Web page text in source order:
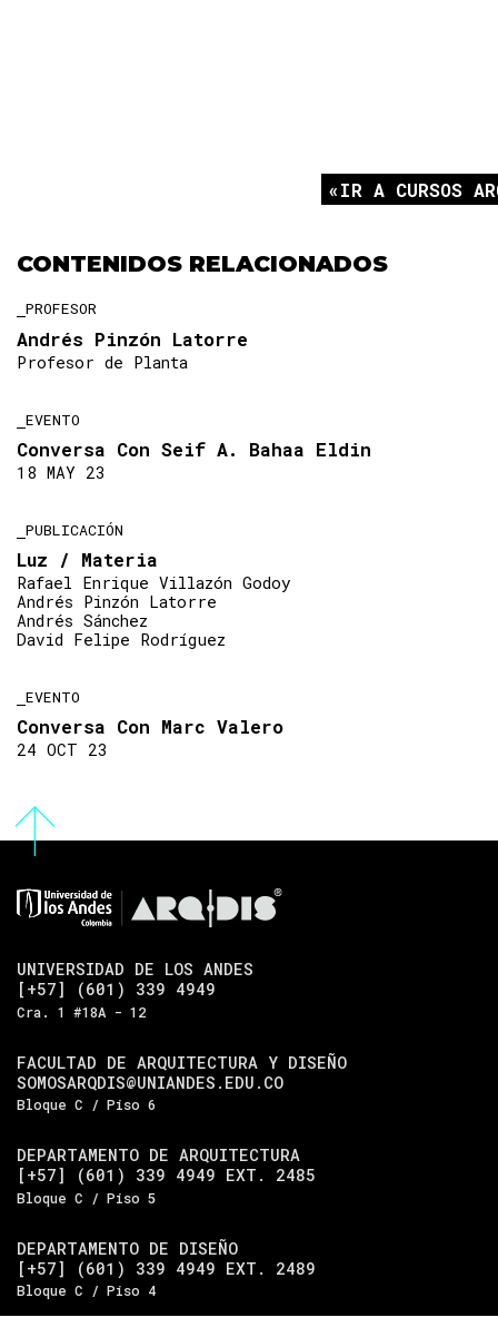
IR A CURSOS
CONTENIDOS RELACIONADOS
PROFESOR
Andrés Pinzón Latorre
Profesor de Planta
EVENTO
Conversa Con Seif A. Bahaa Eldin
18 MAY 23
PUBLICACIÓN
Luz / Materia
Rafael Enrique Villazón Godoy
Andrés Pinzón Latorre
Andrés Sánchez
David Felipe Rodríguez
EVENTO
Conversa Con Marc Valero
24 OCT 23
UNIVERSIDAD DE LOS ANDES
[+57] (601) 339 4949
Cra. 1 #18A - 12
FACULTAD DE ARQUITECTURA Y DISEÑO
SOMOSARQDIS@UNIANDES.EDU.CO
Bloque C / Piso 6
DEPARTAMENTO DE ARQUITECTURA
[+57] (601) 339 4949 EXT. 2485
Bloque C / Piso 5
DEPARTAMENTO DE DISEÑO
[+57] (601) 339 4949 EXT. 2489
Bloque C / Piso 4